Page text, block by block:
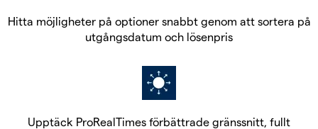
Hitta möjligheter på optioner snabbt genom att sortera på
utgångsdatum och lösenpris
Upptäck ProRealTimes förbättrade gränssnitt, fullt